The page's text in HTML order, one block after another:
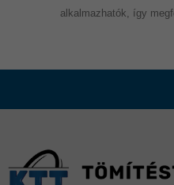
alkalmazhatók, így